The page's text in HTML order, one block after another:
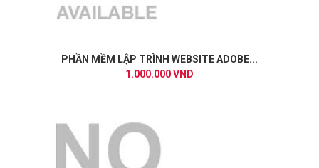
PHẦN MỀM LẬP TRÌNH WEBSITE ADOBE...
1.000.000 VND